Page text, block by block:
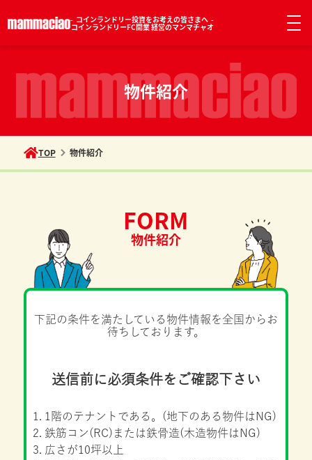
コインランドリー投資をお考えの皆さまへ
コインランドリーFC開業 経営のマンマチャオ
物件紹介
TOP 物件紹介
FORM
物件紹介
下記の条件を満たしている物件情報を全国からお
待ちしております。
送信前に必須条件をご確認下さい
1階のテナントである。(地下のある物件はNG)
鉄筋コン(RC)または鉄骨造(木造物件はNG)
広さが10坪以上